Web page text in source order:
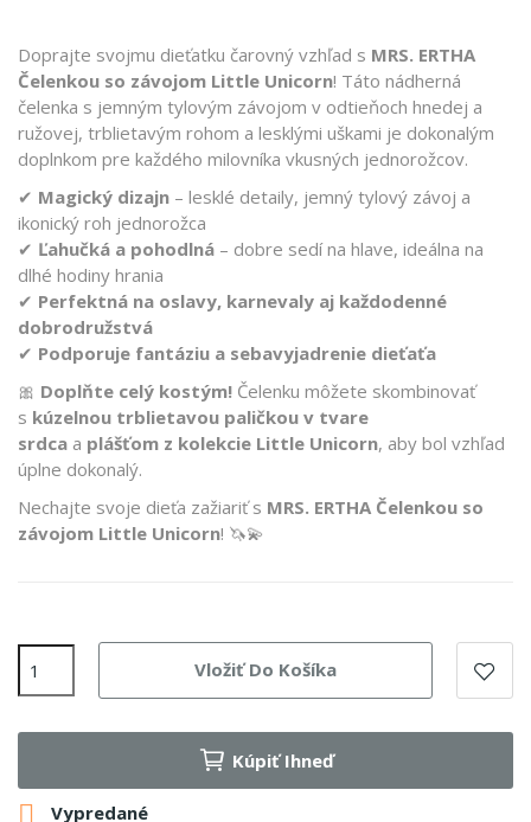
Doprajte svojmu dieťatku čarovný vzhľad s MRS. ERTHA
Čelenkou so závojom Little Unicorn! Táto nádherná
čelenka s jemným tylovým závojom v odtieňoch hnedej a
ružovej, trblietavým rohom a lesklými uškami je dokonalým
doplnkom pre každého milovníka vkusných jednorožcov.
✔ Magický dizajn – lesklé detaily, jemný tylový závoj a
ikonický roh jednorožca
✔ Ľahučká a pohodlná – dobre sedí na hlave, ideálna na
dlhé hodiny hrania
✔ Perfektná na oslavy, karnevaly aj každodenné
dobrodružstvá
✔ Podporuje fantáziu a sebavyjadrenie dieťaťa
🎀 Doplňte celý kostým! Čelenku môžete skombinovať
s kúzelnou trblietavou paličkou v tvare
srdca a plášťom z kolekcie Little Unicorn, aby bol vzhľad
úplne dokonalý.
Nechajte svoje dieťa zažiariť s MRS. ERTHA Čelenkou so
závojom Little Unicorn! 🦄💫
Vložiť Do Košíka
Kúpiť Ihneď
 Vypredané